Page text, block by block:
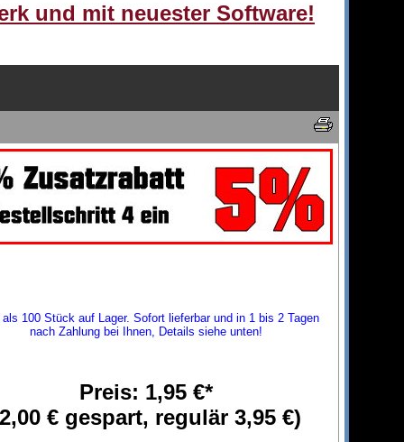
und mit neuester Software!
als 100 Stück auf Lager. Sofort lieferbar und in 1 bis 2 Tagen
nach Zahlung bei Ihnen, Details siehe unten!
Preis: 1,95 €*
€ gespart, regulär 3,95 €)